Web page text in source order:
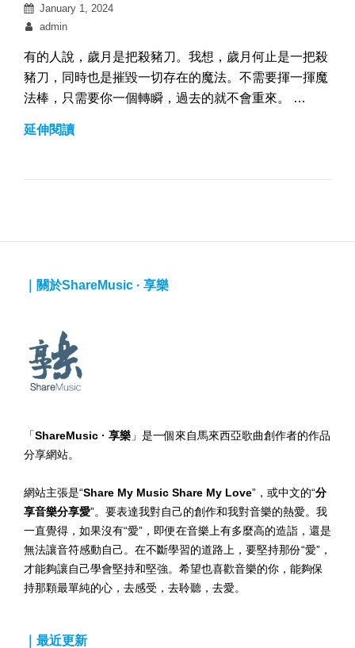
Posted
on
January 1, 2024
By
admin
有的人說，歲月是把殺豬刀。我想，歲月何止是一把殺
豬刀，同時也是摧毀一切存在的魔法。不需要揮一揮魔
法棒，只需要你一個轉瞬，過去的就不會重來。 …
延伸閱讀｜
｜關於ShareMusic · 享樂
「ShareMusic · 享樂 」是一個來自馬來西亞歌曲創作者的作品
分享網站。
網站主張是“Share My Music Share My Love”，或中文的“分
享音樂分享愛”。要表達我對自己的創作和我對音樂的熱愛。我
一直覺得，如果沒有“愛”，即便在音樂上有多麼高的造詣，還是
無法讓音符感動自己。在不斷學習的道路上，要堅持那份“愛”，
才能夠讓自己學會堅持和堅強。希望也喜歡音樂的你，能夠保
持那顆最單純的心，去感受，去聆聽，去愛。
｜最近更新